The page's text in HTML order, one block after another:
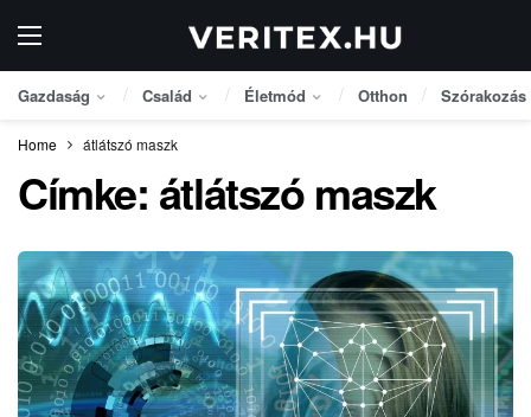
Gazdaság Család Életmód Otthon Szórakozás
Home átlátszó maszk
Címke: átlátszó maszk